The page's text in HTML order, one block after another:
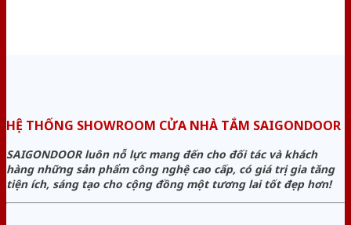
HỆ THỐNG SHOWROOM CỬA NHÀ TẮM SAIGONDOOR
SAIGONDOOR luôn nỗ lực mang đến cho đối tác và khách
hàng những sản phẩm công nghệ cao cấp, có giá trị gia tăng
tiện ích, sáng tạo cho cộng đồng một tương lai tốt đẹp hơn!